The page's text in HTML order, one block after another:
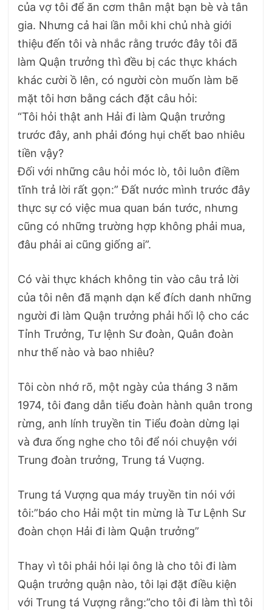
của vợ tôi để ăn cơm thân mật bạn bè và tân
gia. Nhưng cả hai lần mỗi khi chủ nhà giới
thiệu đến tôi và nhắc rằng trước đây tôi đã
làm Quận trưởng thì đều bị các thực khách
khác cười ồ lên, có người còn muốn làm bẽ
mặt tôi hơn bằng cách đặt câu hỏi:
“Tôi hỏi thật anh Hải đi làm Quận trưởng
trước đây, anh phải đóng hụi chết bao nhiêu
tiền vậy?
Đối với những câu hỏi móc lò, tôi luôn điềm
tĩnh trả lời rất gọn:” Đất nước mình trước đây
thực sự có việc mua quan bán tước, nhưng
cũng có những trường hợp không phải mua,
đâu phải ai cũng giống ai”.
Có vài thực khách không tin vào câu trả lời
của tôi nên đã mạnh dạn kể đích danh những
người đi làm Quận trưởng phải hối lộ cho các
Tỉnh Trưởng, Tư lệnh Sư đoàn, Quân đoàn
như thế nào và bao nhiêu?
Tôi còn nhớ rõ, một ngày của tháng 3 năm
1974, tôi đang dẫn tiểu đoàn hành quân trong
rừng, anh lính truyền tin Tiểu đoàn dừng lại
và đưa ống nghe cho tôi để nói chuyện với
Trung đoàn trưởng, Trung tá Vuợng.
Trung tá Vượng qua máy truyền tin nói với
tôi:”báo cho Hải một tin mừng là Tư Lệnh Sư
đoàn chọn Hải đi làm Quận trưởng”
Thay vì tôi phải hỏi lại ông là cho tôi đi làm
Quận trưởng quận nào, tôi lại đặt điều kiện
với Trung tá Vượng rằng:”cho tôi đi làm thì tôi